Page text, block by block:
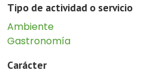
Tipo de actividad o servicio
Ambiente
Gastronomía
Carácter